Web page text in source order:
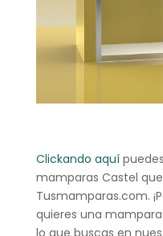
Clickando aquí
mamparas Castel
Tusmamparas.com.
quieres una